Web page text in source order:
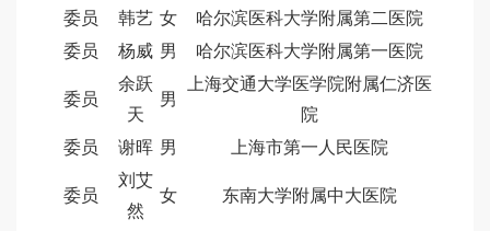
委员
韩艺 女
哈尔滨医科大学附属第二医院
委员
杨威 男 哈尔滨医科大学附属第一医院
委员
余跃
天
男
上海交通大学医学院附属仁济医
院
委员
谢晖 男 上海市第一人民医院
委员
刘艾
然
女 东南大学附属中大医院